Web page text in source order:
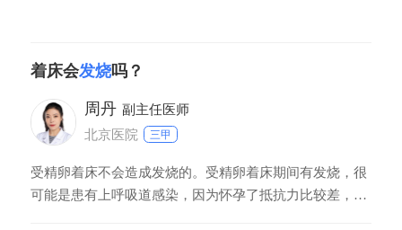
着床会发烧吗？
周丹 副主任医师
北京医院
三甲
受精卵着床不会造成发烧的。受精卵着床期间有发烧，很
可能是患有上呼吸道感染，因为怀孕了抵抗力比较差，如